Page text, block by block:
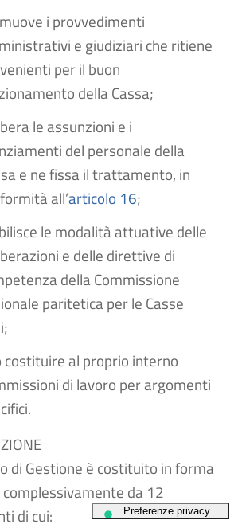
i provvedimenti
e giudiziari che ritiene
per il buon
della Cassa;
le assunzioni e i
del personale della
e ne fissa il trattamento, in
all’articolo 16;
le modalità attuative delle
e delle direttive di
della Commissione
paritetica per le Casse
costituire al proprio interno
di lavoro per argomenti
di Gestione è costituito in forma
da 12
di cui: